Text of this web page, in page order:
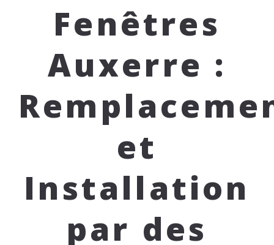
Fenêtres
Auxerre :
et
Installation
par des